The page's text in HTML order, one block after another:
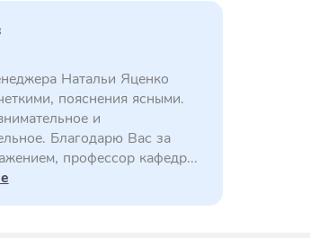
Натальи Яценко
пояснения ясными.
и
Благодарю Вас за
профессор кафедр...